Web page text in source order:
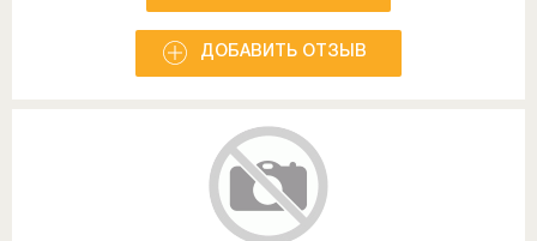
ДОБАВИТЬ ОТЗЫВ